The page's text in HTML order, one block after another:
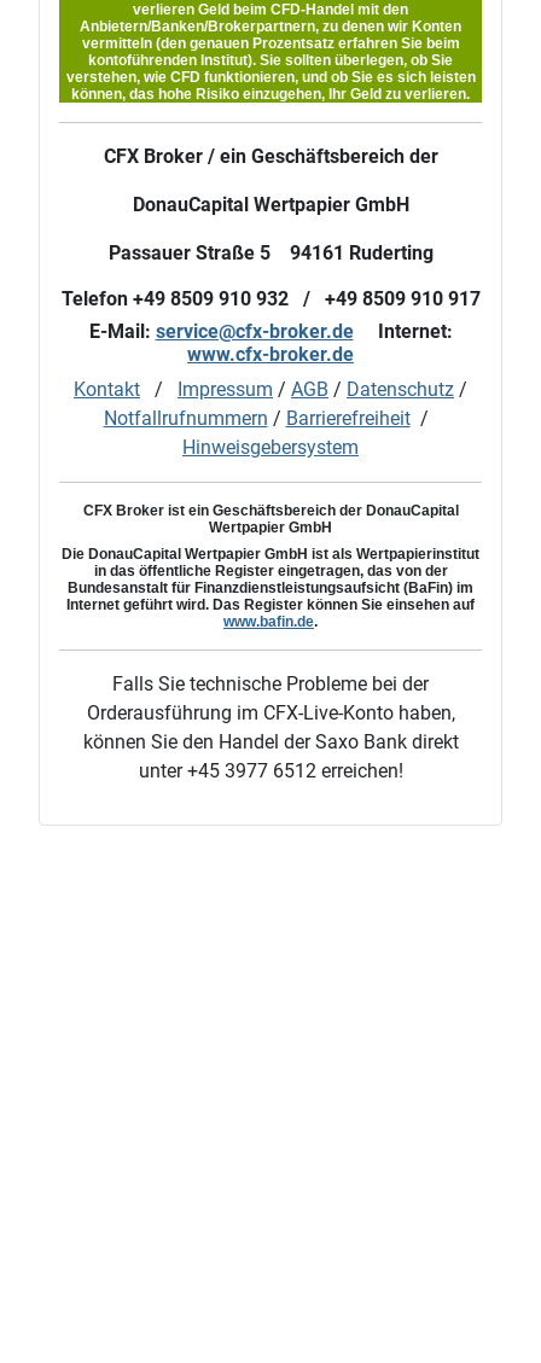
verlieren Geld beim CFD-Handel mit den
Anbietern/Banken/Brokerpartnern, zu denen wir Konten
vermitteln (den genauen Prozentsatz erfahren Sie beim
kontoführenden Institut). Sie sollten überlegen, ob Sie
verstehen, wie CFD funktionieren, und ob Sie es sich leisten
können, das hohe Risiko einzugehen, Ihr Geld zu verlieren.
CFX Broker / ein Geschäftsbereich der
DonauCapital Wertpapier GmbH
Passauer Straße 5 94161 Ruderting
Telefon +49 8509 910 932 / +49 8509 910 917
E-Mail: service@cfx-broker.deInternet:
www.cfx-broker.de
Kontakt / Impressum / AGB / Datenschutz /
Notfallrufnummern / Barrierefreiheit/
Hinweisgebersystem
CFX Broker ist ein Geschäftsbereich der DonauCapital
Wertpapier GmbH
Die DonauCapital Wertpapier GmbH ist als Wertpapierinstitut
in das öffentliche Register eingetragen, das von der
Bundesanstalt für Finanzdienstleistungsaufsicht (BaFin) im
Internet geführt wird. Das Register können Sie einsehen auf
www.bafin.de.
Falls Sie technische Probleme bei der
Orderausführung im CFX-Live-Konto haben,
können Sie den Handel der Saxo Bank direkt
unter +45 3977 6512 erreichen!